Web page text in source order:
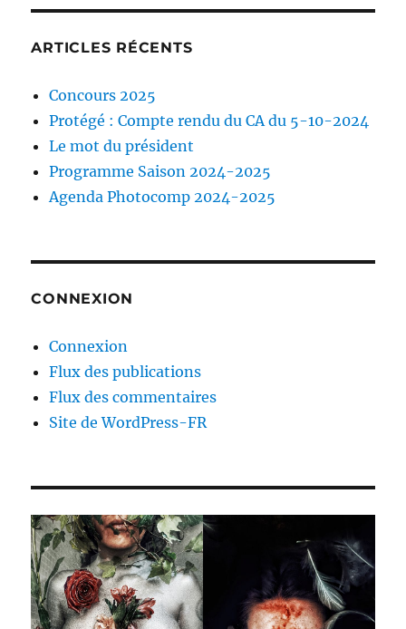
ARTICLES RÉCENTS
Concours 2025
Protégé : Compte rendu du CA du 5-10-2024
Le mot du président
Programme Saison 2024-2025
Agenda Photocomp 2024-2025
CONNEXION
Connexion
Flux des publications
Flux des commentaires
Site de WordPress-FR